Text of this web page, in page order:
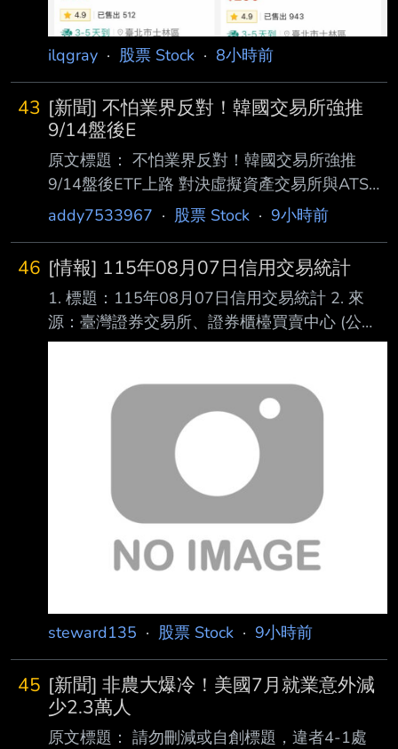
ilqgray · 股票 Stock · 8小時前
43 [新聞] 不怕業界反對！韓國交易所強推
9/14盤後E
原文標題： 不怕業界反對！韓國交易所強推
9/14盤後ETF上路 對決虛擬資產交易所與ATS
原文連結：
時間： 2026-08-07 14:50 記者署名： 鉅亨網
編譯陳韋廷 原文內容： 外媒最新報導指出，儘
管業界對近期槓桿類產品波動存在擔憂，韓國交
易所 (KRX) 仍將於 9 月 14 日正式開啟 ETF 盤
資管機構示警，無
addy7533967 · 股票 Stock · 9小時前
46 [情報] 115年08月07日信用交易統計
1. 標題：115年08月07日信用交易統計 2. 來
源：臺灣證券交易所、證券櫃檯買賣中心 (公司
名、網站名) 3. 網址：https://reurl.cc/E2xlzv
內文： 115年08月07日信用交易統計 項目 買進
賣出 現金(券)償還 前日餘額 今日餘額 融資(交易
單位) 350,138 297,106 24,855 8,958,261
8,986,438 融券(交易單位) 20,636 22,629
1,150 19
steward135 · 股票 Stock · 9小時前
45 [新聞] 非農大爆冷！美國7月就業意外減
少2.3萬人
原文標題： 請勿刪減或自創標題，違者4-1處